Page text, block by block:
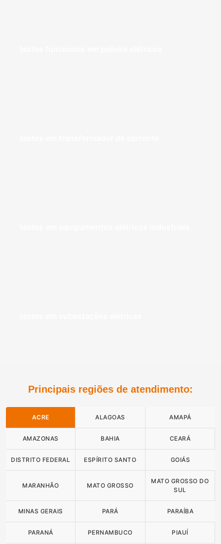
Principais regiões de atendimento:
ACRE ALAGOAS AMAPÁ
AMAZONAS BAHIA CEARÁ
DISTRITO FEDERAL ESPÍRITO SANTO GOIÁS
MARANHÃO MATO GROSSO
MATO GROSSO DO
SUL
MINAS GERAIS PARÁ PARAÍBA
PARANÁ PERNAMBUCO PIAUÍ